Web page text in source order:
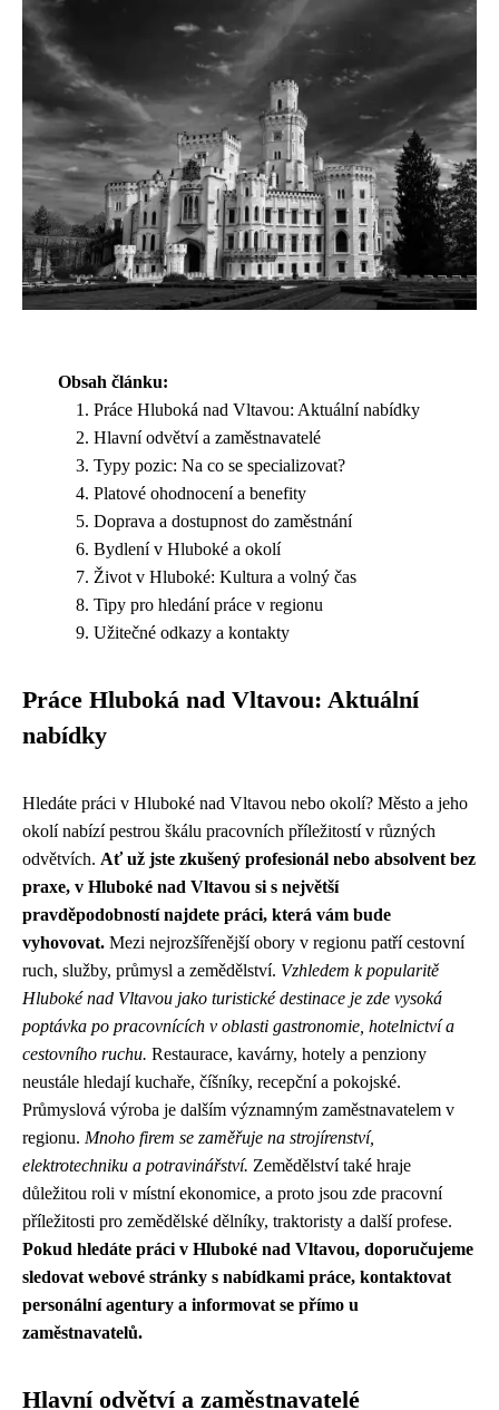
Obsah článku:
Práce Hluboká nad Vltavou: Aktuální nabídky
Hlavní odvětví a zaměstnavatelé
Typy pozic: Na co se specializovat?
Platové ohodnocení a benefity
Doprava a dostupnost do zaměstnání
Bydlení v Hluboké a okolí
Život v Hluboké: Kultura a volný čas
Tipy pro hledání práce v regionu
Užitečné odkazy a kontakty
Práce Hluboká nad Vltavou: Aktuální
nabídky
Hledáte práci v Hluboké nad Vltavou nebo okolí? Město a jeho
okolí nabízí pestrou škálu pracovních příležitostí v různých
odvětvích. Ať už jste zkušený profesionál nebo absolvent bez
praxe, v Hluboké nad Vltavou si s největší
pravděpodobností najdete práci, která vám bude
vyhovovat. Mezi nejrozšířenější obory v regionu patří cestovní
ruch, služby, průmysl a zemědělství. Vzhledem k popularitě
Hluboké nad Vltavou jako turistické destinace je zde vysoká
poptávka po pracovnících v oblasti gastronomie, hotelnictví a
cestovního ruchu. Restaurace, kavárny, hotely a penziony
neustále hledají kuchaře, číšníky, recepční a pokojské.
Průmyslová výroba je dalším významným zaměstnavatelem v
regionu. Mnoho firem se zaměřuje na strojírenství,
elektrotechniku a potravinářství. Zemědělství také hraje
důležitou roli v místní ekonomice, a proto jsou zde pracovní
příležitosti pro zemědělské dělníky, traktoristy a další profese.
Pokud hledáte práci v Hluboké nad Vltavou, doporučujeme
sledovat webové stránky s nabídkami práce, kontaktovat
personální agentury a informovat se přímo u
zaměstnavatelů.
Hlavní odvětví a zaměstnavatelé